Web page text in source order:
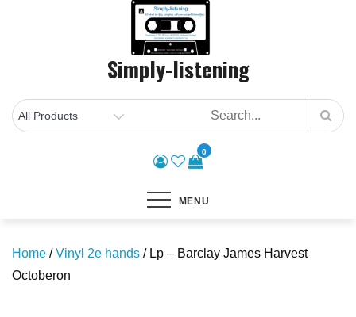
Simply-listening
0
MENU
Home /Vinyl 2e hands / Lp – Barclay James Harvest
Octoberon